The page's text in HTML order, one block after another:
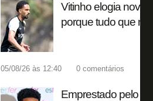
Vitinho elogia nova
porque tudo que
05/08/26 às 12:40 0 comentários
Emprestado pelo